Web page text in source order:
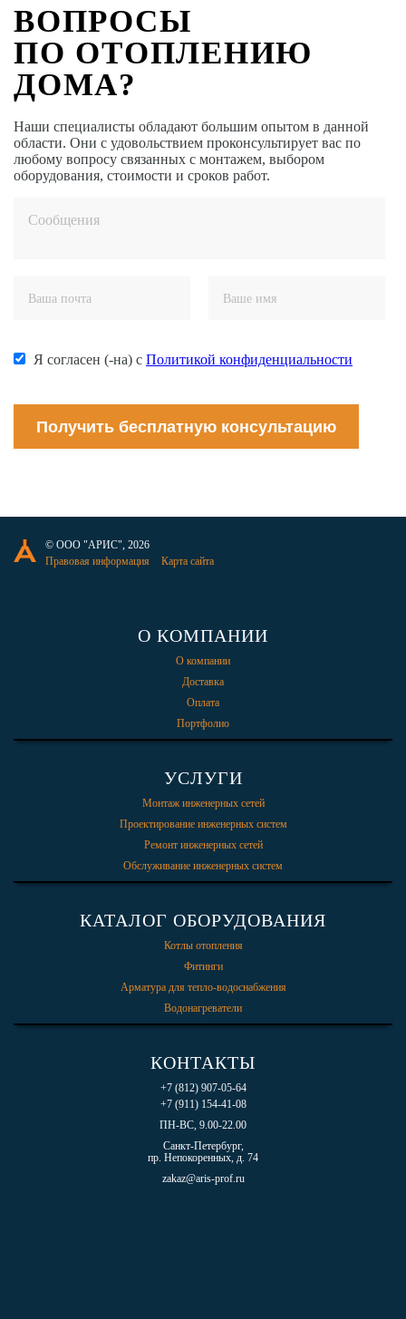
ВОПРОСЫ
ПО ОТОПЛЕНИЮ
ДОМА?
Наши специалисты обладают большим опытом в данной
области. Они с удовольствием проконсультирует вас по
любому вопросу связанных с монтажем, выбором
оборудования, стоимости и сроков работ.
Я согласен (-на) с Политикой конфиденциальности
Получить бесплатную консультацию
© ООО "АРИС", 2026
Правовая информация
Карта сайта
О КОМПАНИИ
О компании
Доставка
Оплата
Портфолио
УСЛУГИ
Монтаж инженерных сетей
Проектирование инженерных систем
Ремонт инженерных сетей
Обслуживание инженерных систем
КАТАЛОГ ОБОРУДОВАНИЯ
Котлы отопления
Фитинги
Арматура для тепло-водоснабжения
Водонагреватели
КОНТАКТЫ
+7 (812) 907-05-64
+7 (911) 154-41-08
ПН-ВС, 9.00-22.00
Санкт-Петербург,
пр. Непокоренных, д. 74
zakaz@aris-prof.ru